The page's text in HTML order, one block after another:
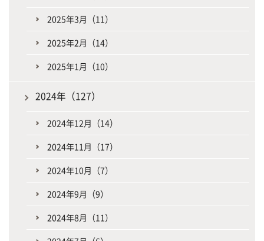
2025年3月（11）
2025年2月（14）
2025年1月（10）
2024年（127）
2024年12月（14）
2024年11月（17）
2024年10月（7）
2024年9月（9）
2024年8月（11）